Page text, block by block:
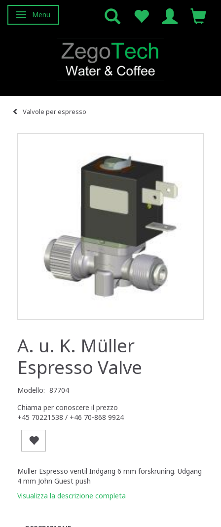
Attiva/disattiva navigazione
Menu
Valvole per espresso
A. u. K. Müller
Espresso Valve
Modello: 87704
Chiama per conoscere il prezzo
+45 70221538 / +46 70-868 9924
Müller Espresso ventil Indgang 6 mm forskruning. Udgang
4 mm John Guest push
Visualizza la descrizione completa